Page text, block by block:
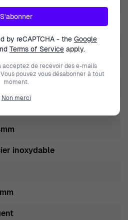
inoxydable
S’abonner
by reCAPTCHA - the Google
Terms of Service apply.
acceptez de recevoir des e-mails
pouvez vous désabonner à tout
moment.
Non merci